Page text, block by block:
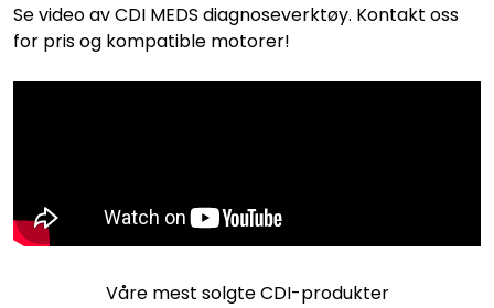
Se video av CDI MEDS diagnoseverktøy. Kontakt oss
for pris og kompatible motorer!
Våre mest solgte CDI-produkter